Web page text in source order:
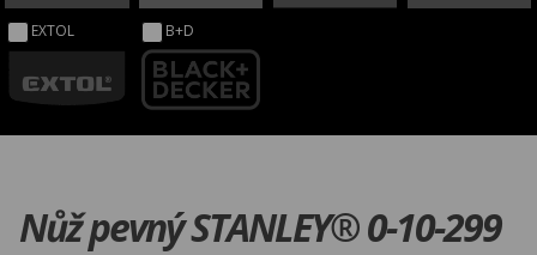
EXTOL B+D
Nůž pevný STANLEY® 0-10-299